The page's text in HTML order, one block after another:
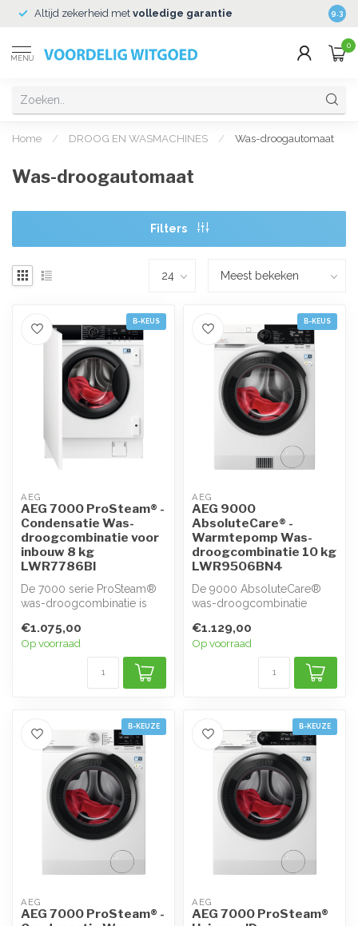
Altijd zekerheid met volledige garantie 9.3
MENU
0
Home / DROOG EN WASMACHINES / Was-droogautomaat
Was-droogautomaat
Filters
B-KEUS
AEG
AEG 7000 ProSteam® -
Condensatie Was-
droogcombinatie voor
inbouw 8 kg
LWR7786BI
De 7000 serie ProSteam®
was-droogcombinatie is
waspro...
€1.075,00
Op voorraad
B-KEUS
AEG
AEG 9000
AbsoluteCare® -
Warmtepomp Was-
droogcombinatie 10 kg
LWR9506BN4
De 9000 AbsoluteCare®
was-droogcombinatie
temperatuur...
€1.129,00
Op voorraad
B-KEUZE
AEG
AEG 7000 ProSteam® -
B-KEUZE
AEG
AEG 7000 ProSteam®